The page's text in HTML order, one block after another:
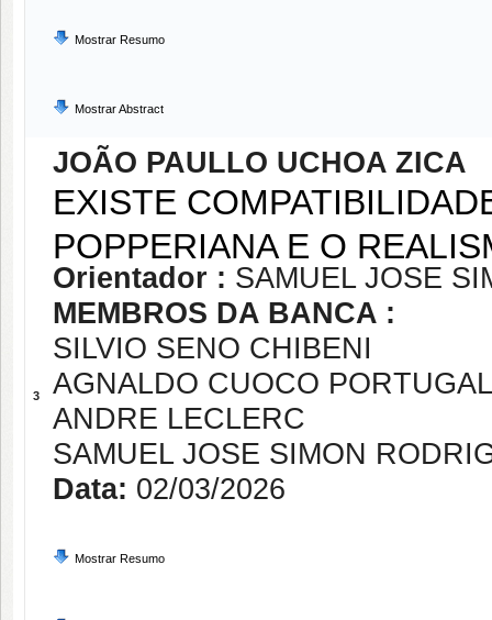
Mostrar Resumo
Mostrar Abstract
3
JOÃO PAULLO UCHOA ZICA
EXISTE
POPPERIANA E O
Orientador : SAMUEL JOSE
MEMBROS DA BANCA :
SILVIO SENO CHIBENI
AGNALDO CUOCO PORTUGAL
ANDRE LECLERC
SAMUEL JOSE SIMON
Data: 02/03/2026
Mostrar Resumo